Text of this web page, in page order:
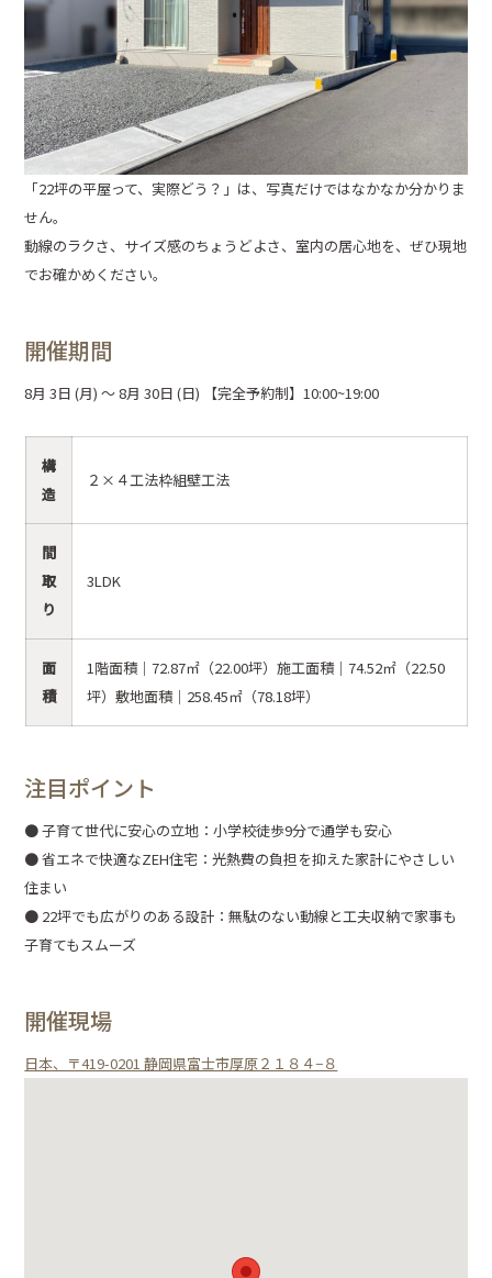
「22坪の平屋って、実際どう？」は、写真だけではなかなか分かりま
せん。
動線のラクさ、サイズ感のちょうどよさ、室内の居心地を、ぜひ現地
でお確かめください。
開催期間
8月 3日 (月) ～ 8月 30日 (日) 【完全予約制】10:00~19:00
構
造
２×４工法枠組壁工法
間
取
り
3LDK
面
積
1階面積｜72.87㎡（22.00坪）施工面積｜74.52㎡（22.50
坪）敷地面積｜258.45㎡（78.18坪）
注目ポイント
● 子育て世代に安心の立地：小学校徒歩9分で通学も安心
● 省エネで快適なZEH住宅：光熱費の負担を抑えた家計にやさしい
住まい
● 22坪でも広がりのある設計：無駄のない動線と工夫収納で家事も
子育てもスムーズ
開催現場
日本、〒419-0201 静岡県富士市厚原２１８４−８